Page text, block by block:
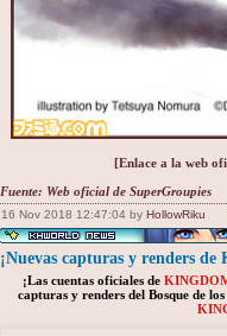
[Enlace a la web
Fuente: Web oficial de SuperGroupies
16 Nov 2018 12:47:04 by HollowRiku
¡Nuevas capturas y renders
¡Las cuentas oficiales de
capturas y renders del Bosque de